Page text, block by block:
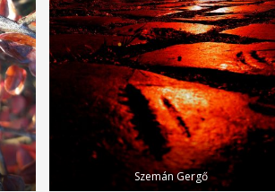
Szemán Gergő